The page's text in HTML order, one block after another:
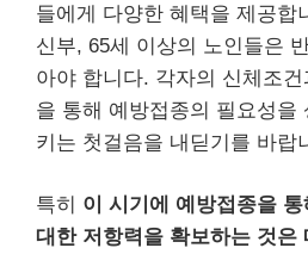
들에게 다양한 혜택을 제공합
신부, 65세 이상의 노인들은
아야 합니다. 각자의 신체조
을 통해 예방접종의 필요성을
키는 첫걸음을 내딛기를 바랍
특히 이 시기에 예방접종을 통
대한 저항력을 확보하는 것은